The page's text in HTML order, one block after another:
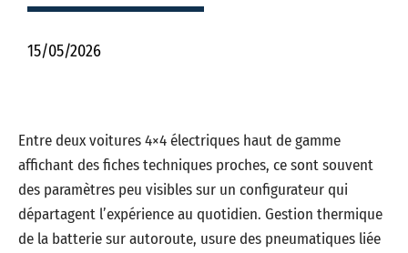
15/05/2026
Entre deux voitures 4×4 électriques haut de gamme
affichant des fiches techniques proches, ce sont souvent
des paramètres peu visibles sur un configurateur qui
départagent l’expérience au quotidien. Gestion thermique
de la batterie sur autoroute, usure des pneumatiques liée